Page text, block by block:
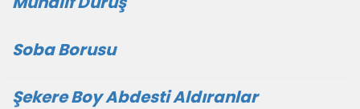
Soba Borusu
Şekere Boy Abdesti Aldıranlar